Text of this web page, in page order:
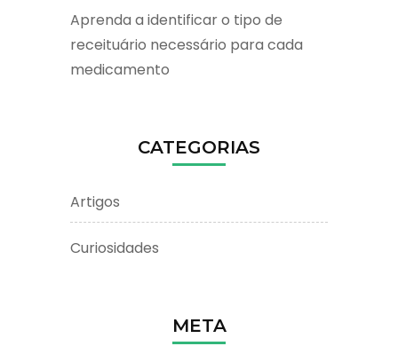
Aprenda a identificar o tipo de
receituário necessário para cada
medicamento
CATEGORIAS
Artigos
Curiosidades
META